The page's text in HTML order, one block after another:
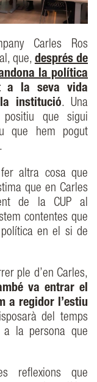
Carles Ros
que,després de
la política
a la seva vida
institució. Una
positiu que sigui
que hem pogut
altra cosa que
que en Carles
de la CUP al
contentes que
en el si de
ple d’en Carles,
va entrar el
a regidor l’estiu
del temps
la persona que
reflexions que